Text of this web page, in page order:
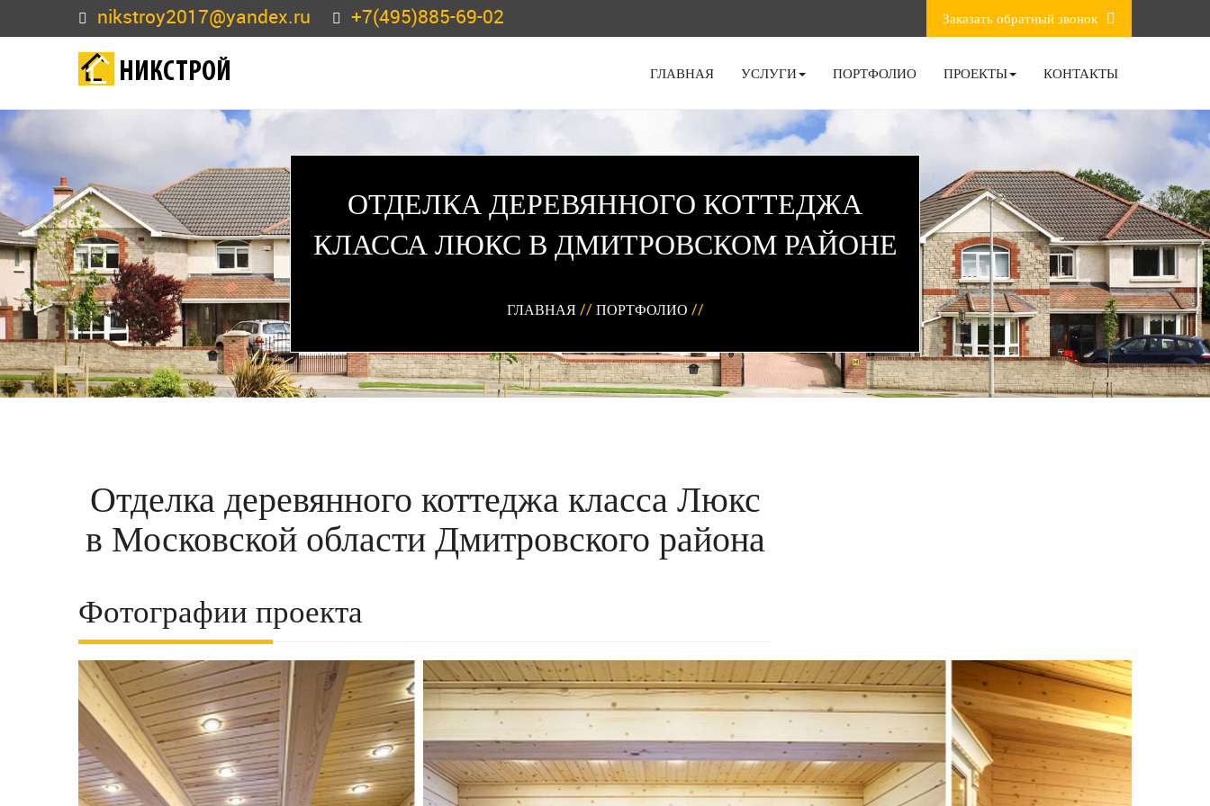
nikstroy2017@yandex.ru +7(495)885-69-02 Заказать обратный звонок
НИКСТРОЙ ГЛАВНАЯ УСЛУГИ ПОРТФОЛИО ПРОЕКТЫ КОНТАКТЫ
ОТДЕЛКА ДЕРЕВЯННОГО КОТТЕДЖА
КЛАССА ЛЮКС В ДМИТРОВСКОМ РАЙОНЕ
ГЛАВНАЯ // ПОРТФОЛИО //
Отделка деревянного коттеджа класса Люкс
в Московской области Дмитровского района
Фотографии проекта